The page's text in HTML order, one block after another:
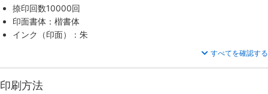
捺印回数10000回
印面書体：楷書体
インク（印面）：朱
すべてを確認する
印刷方法